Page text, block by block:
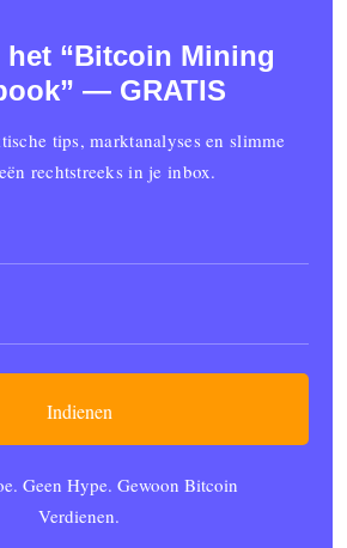
het “Bitcoin Mining
— GRATIS
tips, marktanalyses en slimme
rechtstreeks in je inbox.
Geen Hype. Gewoon Bitcoin
Verdienen.